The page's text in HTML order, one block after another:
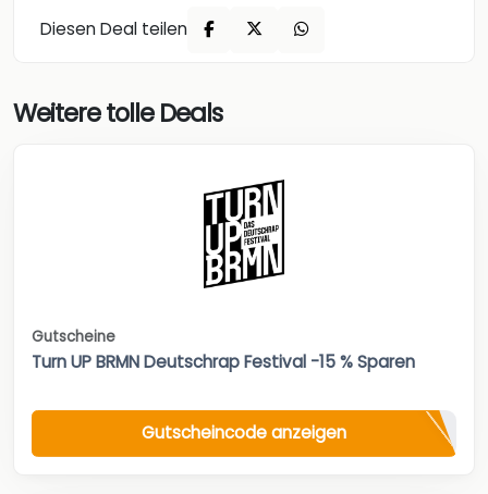
Diesen Deal teilen
Weitere tolle Deals
Gutscheine
Turn UP BRMN Deutschrap Festival -15 % Sparen
Gutscheincode anzeigen